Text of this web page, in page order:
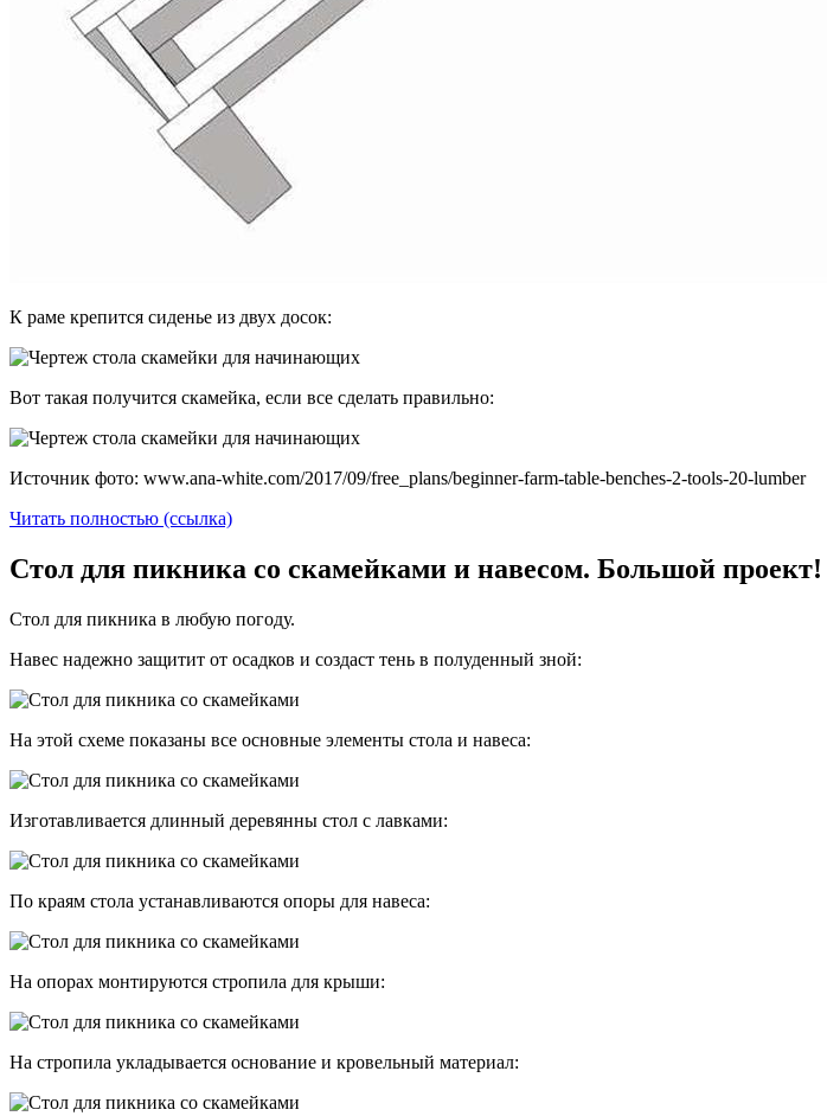
К раме крепится сиденье из двух досок:
Вот такая получится скамейка, если все сделать правильно:
Источник фото: www.ana-white.com/2017/09/free_plans/beginner-farm-table-benches-2-tools-20-lumber
Читать полностью (ссылка)
Стол для пикника со скамейками и навесом. Большой проект!
Стол для пикника в любую погоду.
Навес надежно защитит от осадков и создаст тень в полуденный зной:
На этой схеме показаны все основные элементы стола и навеса:
Изготавливается длинный деревянны стол с лавками:
По краям стола устанавливаются опоры для навеса:
На опорах монтируются стропила для крыши:
На стропила укладывается основание и кровельный материал: